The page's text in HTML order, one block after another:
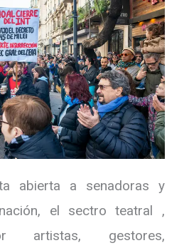
abierta a senadoras y
el sectro teatral ,
artistas, gestores,